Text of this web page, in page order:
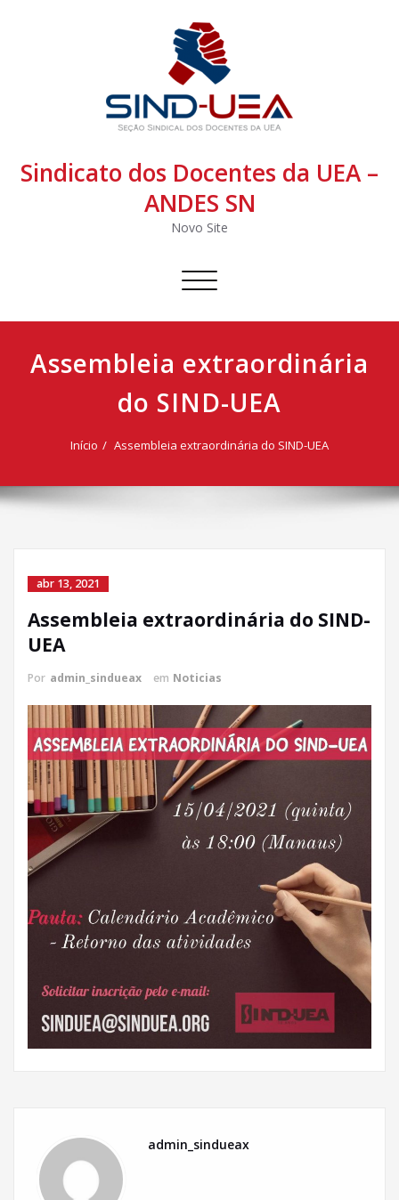
Sindicato dos Docentes da UEA –
ANDES SN
Novo Site
Alternar
Assembleia extraordinária
do SIND-UEA
Início Assembleia extraordinária do SIND-UEA
abr 13, 2021
Assembleia extraordinária do SIND-
UEA
Por admin_sindueax em Noticias
admin_sindueax